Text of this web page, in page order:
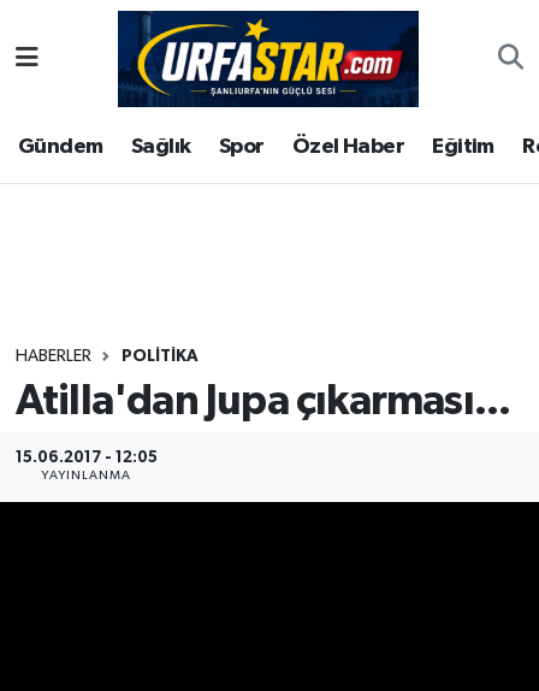
Gündem Sağlık Spor Özel Haber Eğitim
HABERLER POLITIKA
Atilla'dan Jupa çıkarması...
15.06.2017 - 12:05
YAYINLANMA
ASAYİS
ÇEVRE
Gündem
Kültür
Şanlıurfa Nöbetçi Eczaneler
Şanlıurfa Hava Durumu
Tüm Manşetler
Son Dakika Haberleri